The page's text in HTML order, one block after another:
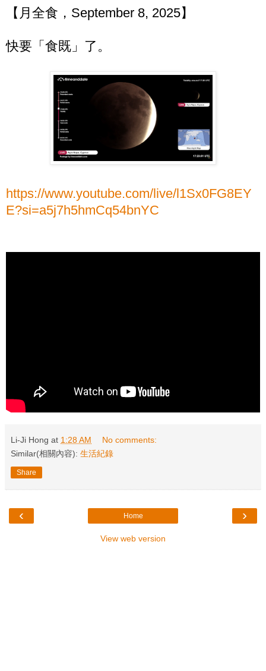
【月全食，September 8, 2025】
快要「食既」了。
https://www.youtube.com/live/l1Sx0FG8EY
E?si=a5j7h5hmCq54bnYC
Li-Ji Hong at 1:28 AM
No comments:
Similar(相關內容): 生活紀錄
Share
‹ ›
Home
View web version